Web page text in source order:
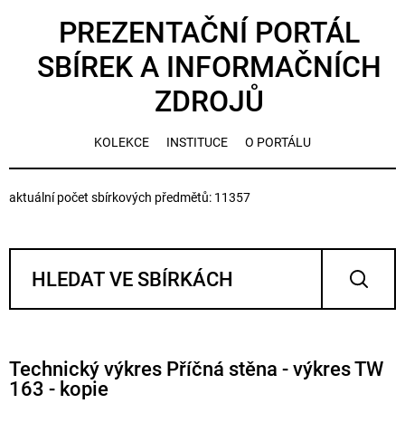
PREZENTAČNÍ PORTÁL
SBÍREK A INFORMAČNÍCH
ZDROJŮ
KOLEKCE INSTITUCE O PORTÁLU
aktuální počet sbírkových předmětů: 11357
Technický výkres Příčná stěna - výkres TW
163 - kopie